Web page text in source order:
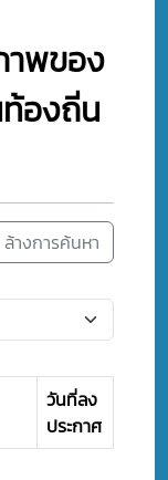
าพของ
องถิ่น
ล้างการค้นหา
วันที่ลง
ประกาศ